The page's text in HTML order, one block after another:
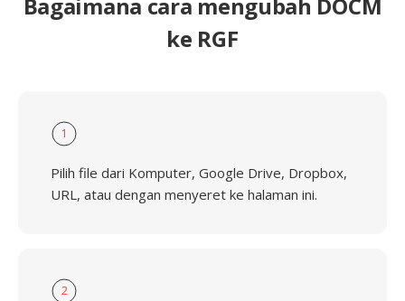
ke RGF
1
Pilih file dari Komputer, Google Drive, Dropbox,
URL, atau dengan menyeret ke halaman ini.
2